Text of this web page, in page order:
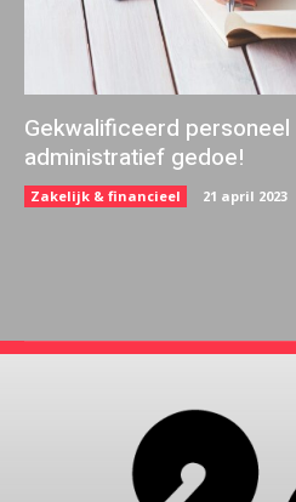
Gekwalificeerd
administratief gedoe!
Zakelijk & financieel 21 april 2023